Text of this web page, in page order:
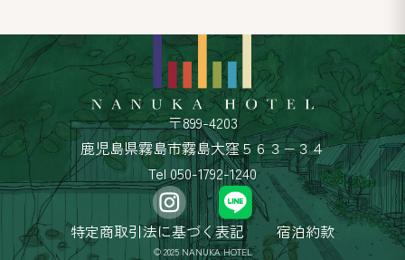
〒899-4203
鹿児島県霧島市霧島大窪５６３−３４
Tel 050-1792-1240
特定商取引法に基づく表記 宿泊約款
© 2025 NANUKA HOTEL